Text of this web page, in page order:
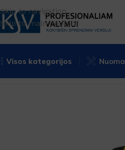
Skip to navigation
Skip to main content
Visos kategorijos Nuoma